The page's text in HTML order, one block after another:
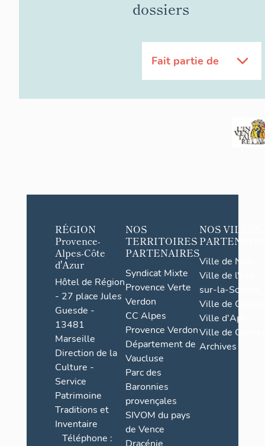
dossiers
Fait partie de
RÉGION
Provence-
Alpes-Côte
d'Azur
Hôtel de Région
- 27 place Jules
Guesde -
13481
Marseille
Direction de la
Culture -
Service
Patrimoine
Traditions et
Inventaire
Téléphone :
NOS
TERRITOIRES
PARTENAIRES
Syndicat Mixte
Provence Verte
Verdon
CC Alpes
Provence Verdon
Département de
Vaucluse
Parc des
Baronnies
provençales
SIVOM du pays
de Vence
NOS VILLES
Ville de Nice
Ville de l'Isle-
sur-la-Sorgue
Ville de Grasse
Ville d'Apt
Ville de
Archives